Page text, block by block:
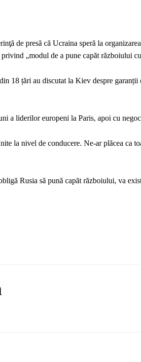
de presă că Ucraina speră la
„modul de a pune capăt războiului
18 țări au discutat la Kiev despre
a liderilor europeni la Paris, apoi cu
la nivel de conducere. Ne-ar plăcea ca
Rusia să pună capăt războiului, va